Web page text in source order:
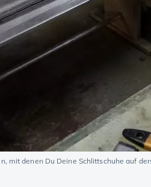
mit denen Du Deine Schlittschuhe auf